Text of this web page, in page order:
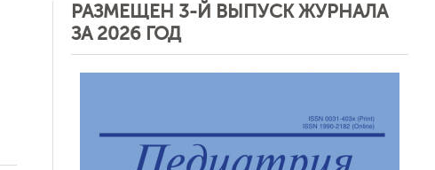
РАЗМЕЩЕН 3-Й ВЫПУСК ЖУРНАЛА
ЗА 2026 ГОД